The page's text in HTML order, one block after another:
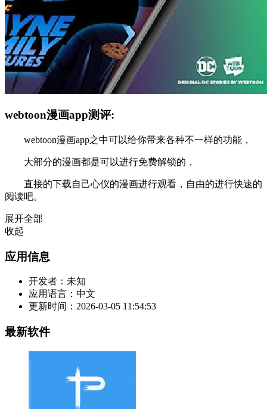
webtoon漫画app测评:
webtoon漫画app之中可以给你带来各种不一样的功能，
大部分的漫画都是可以进行免费解锁的，
直接的下载自己心仪的漫画进行观看，自由的进行快速的
阅读吧。
展开全部
收起
应用信息
开发者： 未知
应用语言： 中文
更新时间： 2026-03-05 11:54:53
最新软件